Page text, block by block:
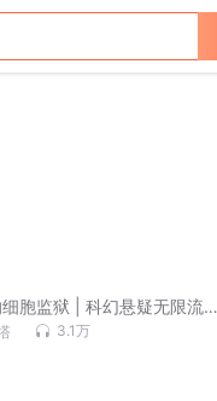
胞监狱 | 科幻悬疑无限流 |
3.1万